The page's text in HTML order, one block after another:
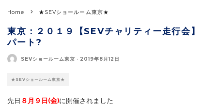
Home ★SEVショールーム東京★
東京：２０１９【SEVチャリティー走行会】
パート?
SEVショールーム東京 · 2019年8月12日
★SEVショールーム東京★
先日 ８月９日(金)に開催されました